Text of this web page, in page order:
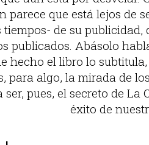
parece que está lejos de
tiempos- de su
publicados. Abásolo
hecho el libro lo subtitula,
para algo, la mirada de
pues, el secreto de
éxito de